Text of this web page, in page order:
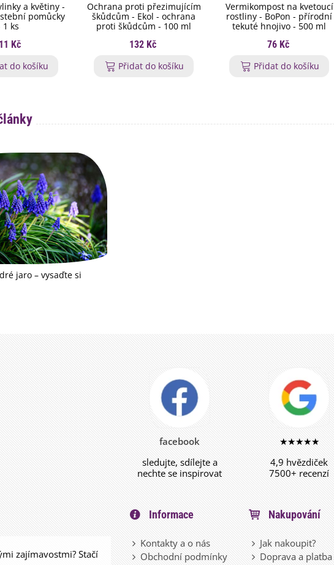
a květiny -
pomůcky
1 ks
Kč
do košíku
Ochrana proti přezimujícím
škůdcům - Ekol - ochrana
proti škůdcům - 100 ml
132 Kč
Přidat do košíku
Vermikompost na kvetoucí
rostliny - BoPon - přírodní
tekuté hnojivo - 500 ml
76 Kč
Přidat do košíku
jaro – vysaďte si
facebook
sledujte, sdílejte a
nechte se inspirovat
★★★★★
4,9 hvězdiček
7500+ recenzí
zajímavostmi? Stačí
Informace
Kontakty a o nás
Obchodní podmínky
Nakupování
Jak nakoupit?
Doprava a platba